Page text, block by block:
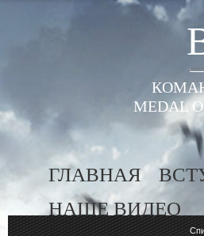
MEDAL
ГЛАВНАЯ
НАШЕ ВИДЕО